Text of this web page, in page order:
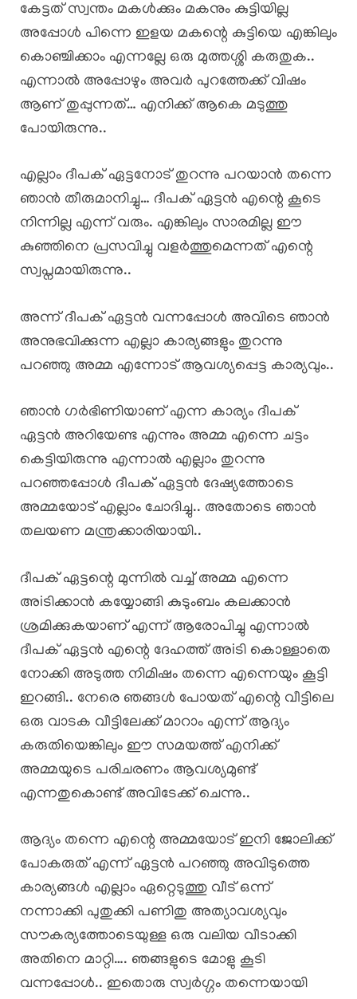
കേട്ടത് സ്വന്തം മകൾക്കും മകനും കുട്ടിയില്ല
അപ്പോൾ പിന്നെ ഇളയ മകന്റെ കുട്ടിയെ എങ്കിലും
കൊഞ്ചിക്കാം എന്നല്ലേ ഒരു മുത്തശ്ശി കരുതുക..
എന്നാൽ അപ്പോഴും അവർ പുറത്തേക്ക് വിഷം
ആണ് തുപ്പുന്നത്… എനിക്ക് ആകെ മടുത്തു
പോയിരുന്നു..
എല്ലാം ദീപക് ഏട്ടനോട് തുറന്നു പറയാൻ തന്നെ
ഞാൻ തീരുമാനിച്ചു… ദീപക് ഏട്ടൻ എന്റെ കൂടെ
നിന്നില്ല എന്ന് വരും. എങ്കിലും സാരമില്ല ഈ
കുഞ്ഞിനെ പ്രസവിച്ചു വളർത്തുമെന്നത് എന്റെ
സ്വപ്നമായിരുന്നു..
അന്ന് ദീപക് ഏട്ടൻ വന്നപ്പോൾ അവിടെ ഞാൻ
അനുഭവിക്കുന്ന എല്ലാ കാര്യങ്ങളും തുറന്നു
പറഞ്ഞു അമ്മ എന്നോട് ആവശ്യപ്പെട്ട കാര്യവും..
ഞാൻ ഗർഭിണിയാണ് എന്ന കാര്യം ദീപക്
ഏട്ടൻ അറിയേണ്ട എന്നും അമ്മ എന്നെ ചട്ടം
കെട്ടിയിരുന്നു എന്നാൽ എല്ലാം തുറന്നു
പറഞ്ഞപ്പോൾ ദീപക് ഏട്ടൻ ദേഷ്യത്തോടെ
അമ്മയോട് എല്ലാം ചോദിച്ചു.. അതോടെ ഞാൻ
തലയണ മന്ത്രക്കാരിയായി..
ദീപക് ഏട്ടന്റെ മുന്നില്‍ വച്ച് അമ്മ എന്നെ
അiടിക്കാൻ കയ്യോങ്ങി കുടുംബം കലക്കാൻ
ശ്രമിക്കുകയാണ് എന്ന് ആരോപിച്ചു എന്നാൽ
ദീപക് ഏട്ടൻ എന്റെ ദേഹത്ത് അiടി കൊള്ളാതെ
നോക്കി അടുത്ത നിമിഷം തന്നെ എന്നെയും കൂട്ടി
ഇറങ്ങി.. നേരെ ഞങ്ങൾ പോയത് എന്റെ വീട്ടിലെ
ഒരു വാടക വീട്ടിലേക്ക് മാറാം എന്ന് ആദ്യം
കരുതിയെങ്കിലും ഈ സമയത്ത് എനിക്ക്
അമ്മയുടെ പരിചരണം ആവശ്യമുണ്ട്
എന്നതുകൊണ്ട് അവിടേക്ക് ചെന്നു..
ആദ്യം തന്നെ എന്റെ അമ്മയോട് ഇനി ജോലിക്ക്
പോകരുത് എന്ന് ഏട്ടൻ പറഞ്ഞു അവിടുത്തെ
കാര്യങ്ങൾ എല്ലാം ഏറ്റെടുത്തു വീട് ഒന്ന്
നന്നാക്കി പുതുക്കി പണിതു അത്യാവശ്യവും
സൗകര്യത്തോടെയുള്ള ഒരു വലിയ വീടാക്കി
അതിനെ മാറ്റി…. ഞങ്ങളുടെ മോളു കൂടി
വന്നപ്പോൾ.. ഇതൊരു സ്വർഗ്ഗം തന്നെയായി